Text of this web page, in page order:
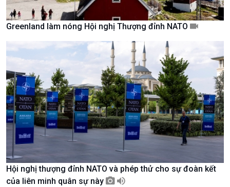
Giới thiệu
Thời sự
Thời sự 6h
Thời sự 12h
Thời sự 18h
Thời sự 21h30
Bản tin
Chuyên mục
Theo dòng Thời sự
Greenland làm nóng Hội nghị Thượng đỉnh NATO
Hội nghị thượng đỉnh NATO và phép thử cho sự đoàn kết
của liên minh quân sự này